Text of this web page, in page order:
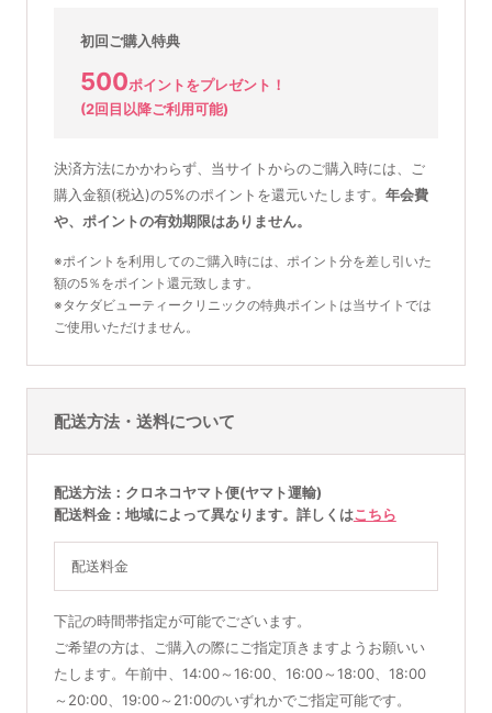
初回ご購入特典
500ポイントをプレゼント！
(2回目以降ご利用可能)
決済方法にかかわらず、当サイトからのご購入時には、ご
購入金額(税込)の5%のポイントを還元いたします。 年会費
や、ポイントの有効期限はありません。
※ポイントを利用してのご購入時には、ポイント分を差し引いた
額の5％をポイント還元致します。
※タケダビューティークリニックの特典ポイントは当サイトでは
ご使用いただけません。
配送方法・送料について
配送方法
クロネコヤマト便(ヤマト運輸)
配送料金
地域によって異なります。詳しくはこちら
配送料金
下記の時間帯指定が可能でございます。
ご希望の方は、ご購入の際にご指定頂きますようお願いい
たします。午前中、14:00～16:00、16:00～18:00、18:00
～20:00、19:00～21:00のいずれかでご指定可能です。